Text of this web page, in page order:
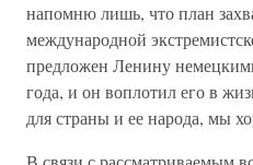
напомню лишь, что план
международной
предложен Ленину
года, и он воплотил его в
для страны и ее народа, мы